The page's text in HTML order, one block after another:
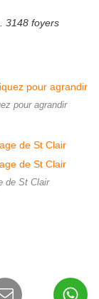
3148 foyers
pour agrandir
de St Clair